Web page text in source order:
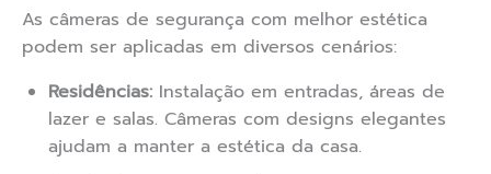
As câmeras de segurança com melhor estética
podem ser aplicadas em diversos cenários:
Residências: Instalação em entradas, áreas de
lazer e salas. Câmeras com designs elegantes
ajudam a manter a estética da casa.